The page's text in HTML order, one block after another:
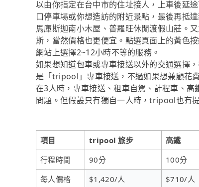
以由你指定在台中市的住址接人，上車後延
口停車場或你想造訪的附近景點，最後再抵
馬庫斯迦南小木屋、普羅旺休閒渡假山莊。
斯，當然價格也更便宜。點選頁面上的黃色
網站上選擇2~12小時不等的服務。
如果想知道包車或專車接送以外的交通選擇
是「tripool」專車接送，不過如果想兼顧花
在3人時，專車接送、租車自駕、計程車、
問題。但假設只有獨自一人時，tripool也有
項目 tripool 旅步 高鐵
行程時間
90分 100分
每人價格
$1,420/人 $710/人